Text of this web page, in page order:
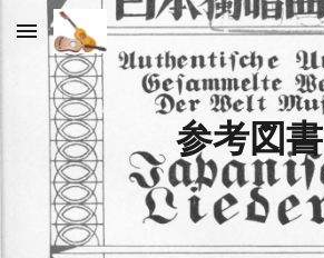
Skip to main content
参考図書